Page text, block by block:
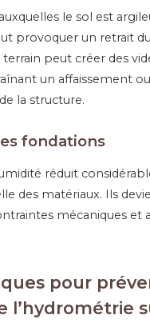
le sol est
provoquer un retrait du
peut créer des
un affaissement
la structure.
fondations
réduit
des matériaux. Ils
mécaniques et
pour
l’hydrométrie